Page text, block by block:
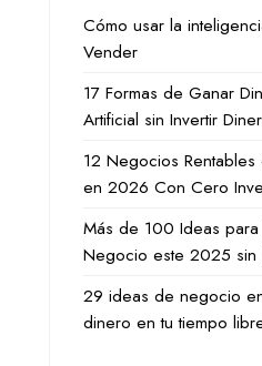
Cómo usar la
Vender
17 Formas de Ganar
Artificial sin Invertir
12 Negocios
en 2026 Con Cero
Más de 100 Ideas para
Negocio este 2025 sin
29 ideas de negocio
dinero en tu tiempo